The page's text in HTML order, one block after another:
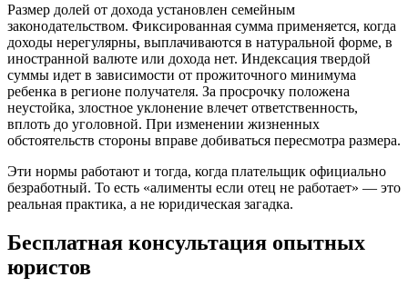
Размер долей от дохода установлен семейным
законодательством. Фиксированная сумма применяется, когда
доходы нерегулярны, выплачиваются в натуральной форме, в
иностранной валюте или дохода нет. Индексация твердой
суммы идет в зависимости от прожиточного минимума
ребенка в регионе получателя. За просрочку положена
неустойка, злостное уклонение влечет ответственность,
вплоть до уголовной. При изменении жизненных
обстоятельств стороны вправе добиваться пересмотра размера.
Эти нормы работают и тогда, когда плательщик официально
безработный. То есть «алименты если отец не работает» — это
реальная практика, а не юридическая загадка.
Бесплатная консультация опытных
юристов